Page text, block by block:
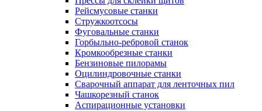
Рейсмусовые станки
Стружкоотсосы
Фуговальные станки
Горбыльно-ребровой станок
Кромкообрезные станки
Бензиновые пилорамы
Оцилиндровочные станки
Сварочный аппарат для ленточных пил
Чашкорезный станок
Аспирационные установки